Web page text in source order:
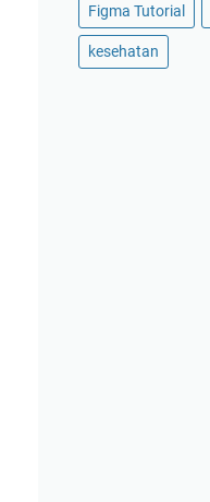
Figma Tutorial
kesehatan